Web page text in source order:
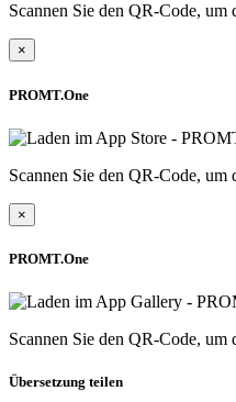
Scannen Sie den QR-Code,
×
PROMT.One
Scannen Sie den QR-Code,
×
PROMT.One
Scannen Sie den QR-Code,
Übersetzung teilen